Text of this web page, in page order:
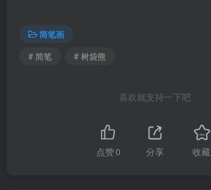
简笔画
# 简笔
# 树袋熊
喜欢就支持一下吧
点赞0 分享 收藏